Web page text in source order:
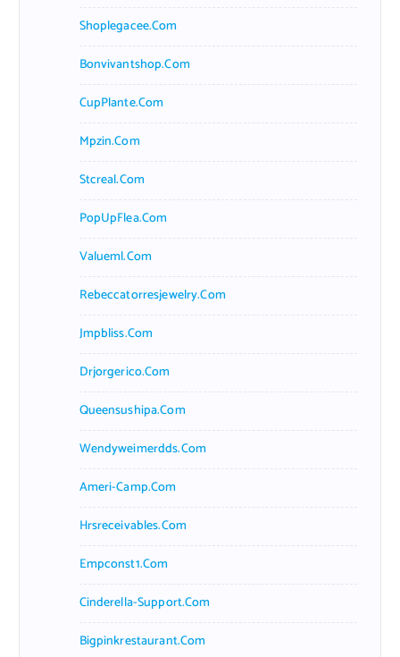
Shoplegacee.com
Bonvivantshop.com
CupPlante.com
Mpzin.com
Stcreal.com
PopUpFlea.com
Valueml.com
Rebeccatorresjewelry.com
Jmpbliss.com
Drjorgerico.com
Queensushipa.com
Wendyweimerdds.com
Ameri-Camp.com
Hrsreceivables.com
Empconst1.com
Cinderella-Support.com
Bigpinkrestaurant.com